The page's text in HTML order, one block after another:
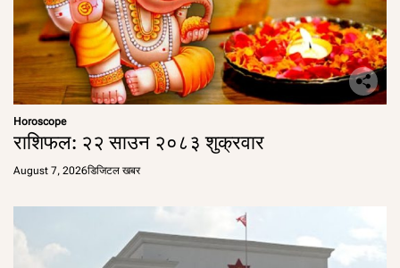
Horoscope
राशिफल: २२ साउन २०८३ शुक्रवार
August 7, 2026डिजिटल खबर